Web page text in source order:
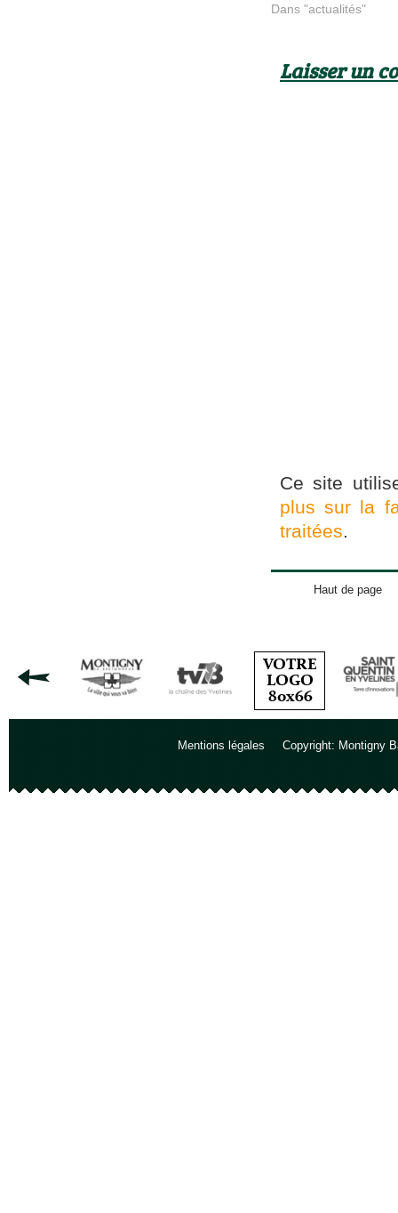
Dans "actualités"
Laisser un
Ce site
plus sur la
traitées.
Haut de page
Mentions légales Copyright: Montigny